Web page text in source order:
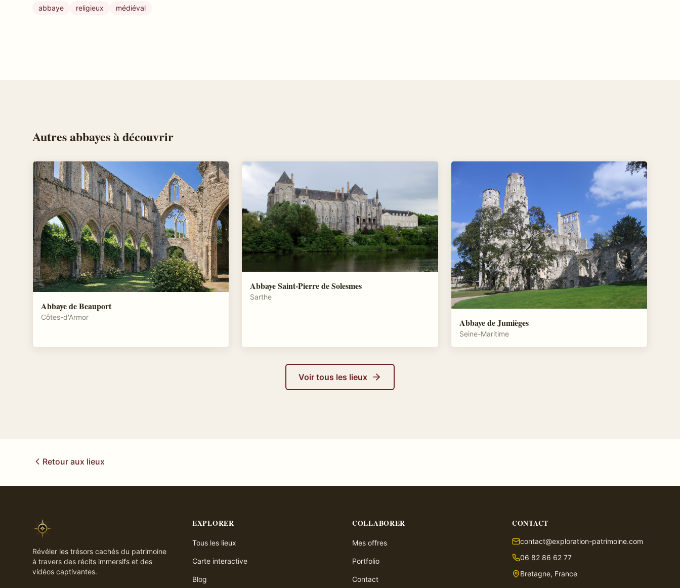
abbaye religieux médiéval
Autresabbayesà découvrir
Abbaye de Beauport
Côtes-d'Armor
Abbaye Saint-Pierre de Solesmes
Sarthe
Abbaye de Jumièges
Seine-Maritime
Voir tous les lieux
Retour aux lieux
Révéler les trésors cachés du patrimoine
à travers des récits immersifs et des
vidéos captivantes.
EXPLORER
Tous les lieux
Carte interactive
Blog
COLLABORER
Mes offres
Portfolio
Contact
CONTACT
contact@exploration-patrimoine.com
06 82 86 62 77
Bretagne, France